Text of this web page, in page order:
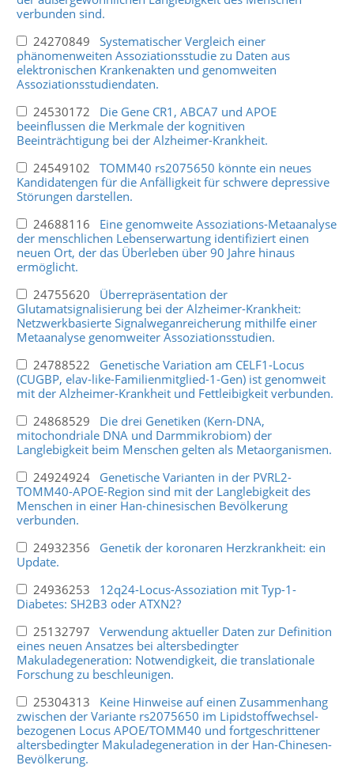
verbunden sind.
24270849 Systematischer Vergleich einer
phänomenweiten Assoziationsstudie zu Daten aus
elektronischen Krankenakten und genomweiten
Assoziationsstudiendaten.
24530172 Die Gene CR1, ABCA7 und APOE
beeinflussen die Merkmale der kognitiven
Beeinträchtigung bei der Alzheimer-Krankheit.
24549102 TOMM40 rs2075650 könnte ein neues
Kandidatengen für die Anfälligkeit für schwere depressive
Störungen darstellen.
24688116 Eine genomweite Assoziations-Metaanalyse
der menschlichen Lebenserwartung identifiziert einen
neuen Ort, der das Überleben über 90 Jahre hinaus
ermöglicht.
24755620 Überrepräsentation der
Glutamatsignalisierung bei der Alzheimer-Krankheit:
Netzwerkbasierte Signalweganreicherung mithilfe einer
Metaanalyse genomweiter Assoziationsstudien.
24788522 Genetische Variation am CELF1-Locus
(CUGBP, elav-like-Familienmitglied-1-Gen) ist genomweit
mit der Alzheimer-Krankheit und Fettleibigkeit verbunden.
24868529 Die drei Genetiken (Kern-DNA,
mitochondriale DNA und Darmmikrobiom) der
Langlebigkeit beim Menschen gelten als Metaorganismen.
24924924 Genetische Varianten in der PVRL2-
TOMM40-APOE-Region sind mit der Langlebigkeit des
Menschen in einer Han-chinesischen Bevölkerung
verbunden.
24932356 Genetik der koronaren Herzkrankheit: ein
Update.
24936253 12q24-Locus-Assoziation mit Typ-1-
Diabetes: SH2B3 oder ATXN2?
25132797 Verwendung aktueller Daten zur Definition
eines neuen Ansatzes bei altersbedingter
Makuladegeneration: Notwendigkeit, die translationale
Forschung zu beschleunigen.
25304313 Keine Hinweise auf einen Zusammenhang
zwischen der Variante rs2075650 im Lipidstoffwechsel-
bezogenen Locus APOE/TOMM40 und fortgeschrittener
altersbedingter Makuladegeneration in der Han-Chinesen-
Bevölkerung.